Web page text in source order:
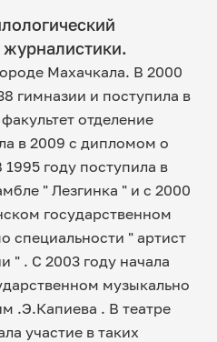
журналистики.
Махачкала. В 2000
гимназии и поступила в
отделение
в 2009 с дипломом о
году поступила в
" Лезгинка " и с 2000
государственном
специальности " артист
" . С 2003 году начала
музыкально
.Э.Капиева . В театре
участие в таких